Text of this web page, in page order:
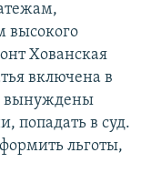
высокого
Хованская
включена в
вынуждены
попадать в суд.
льготы,